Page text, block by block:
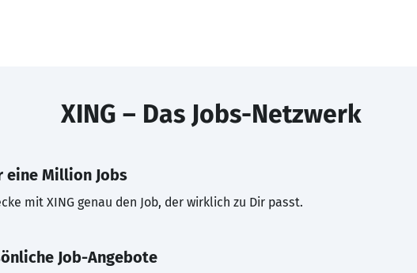
XING – Das Jobs-Netzwerk
eine Million Jobs
mit XING genau den Job, der wirklich zu Dir passt.
Job-Angebote